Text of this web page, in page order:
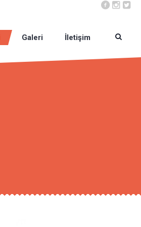
Galeri İletişim